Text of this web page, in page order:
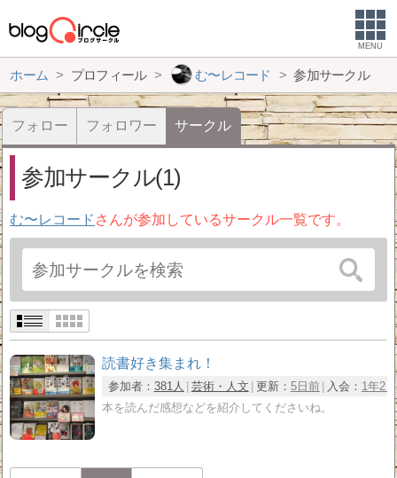
MENU
ホーム プロフィール む〜レコード 参加サークル
フォロー フォロワー サークル
参加サークル(1)
む〜レコード さんが参加しているサークル一覧です。
読書好き集まれ！
参加者： 381人 芸術・人文 更新： 5日前 入会： 1年2
本を読んだ感想などを紹介してくださいね。